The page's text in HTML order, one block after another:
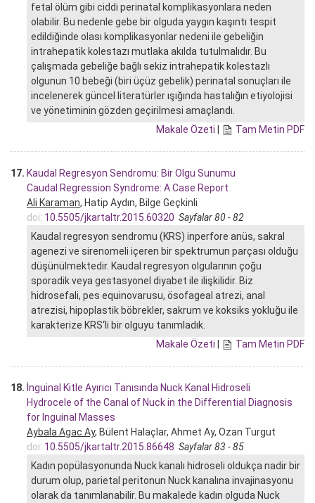
fetal ölüm gibi ciddi perinatal komplikasyonlara neden
olabilir. Bu nedenle gebe bir olguda yaygın kaşıntı tespit
edildiğinde olası komplikasyonlar nedeni ile gebeliğin
intrahepatik kolestazı mutlaka akılda tutulmalıdır. Bu
çalışmada gebeliğe bağlı sekiz intrahepatik kolestazlı
olgunun 10 bebeği (biri üçüz gebelik) perinatal sonuçları ile
incelenerek güncel literatürler ışığında hastalığın etiyolojisi
ve yönetiminin gözden geçirilmesi amaçlandı.
Makale Özeti | Tam Metin PDF
17. Kaudal Regresyon Sendromu: Bir Olgu Sunumu
Caudal Regression Syndrome: A Case Report
Ali Karaman, Hatip Aydın, Bilge Geçkinli
doi: 10.5505/jkartaltr.2015.60320 Sayfalar 80 - 82
Kaudal regresyon sendromu (KRS) inperfore anüs, sakral
agenezi ve sirenomeli içeren bir spektrumun parçası olduğu
düşünülmektedir. Kaudal regresyon olgularının çoğu
sporadik veya gestasyonel diyabet ile ilişkilidir. Biz
hidrosefali, pes equinovarusu, ösofageal atrezi, anal
atrezisi, hipoplastik böbrekler, sakrum ve koksiks yokluğu ile
karakterize KRS‘li bir olguyu tanımladık.
Makale Özeti | Tam Metin PDF
18. İnguinal Kitle Ayırıcı Tanısında Nuck Kanal Hidroseli
Hydrocele of the Canal of Nuck in the Differential Diagnosis
for Inguinal Masses
Aybala Agac Ay, Bülent Halaçlar, Ahmet Ay, Ozan Turgut
doi: 10.5505/jkartaltr.2015.86648 Sayfalar 83 - 85
Kadın popülasyonunda Nuck kanalı hidroseli oldukça nadir bir
durum olup, parietal peritonun Nuck kanalına invajinasyonu
olarak da tanımlanabilir. Bu makalede kadın olguda Nuck